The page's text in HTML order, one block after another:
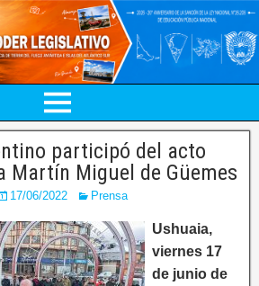
participó del acto
Martín Miguel de Güemes
17/06/2022 Prensa
Ushuaia,
viernes 17
de junio de